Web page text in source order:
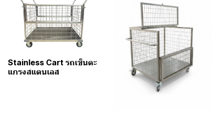
Stainless Cart รถเข็นตะ
แกรงสแตนเลส